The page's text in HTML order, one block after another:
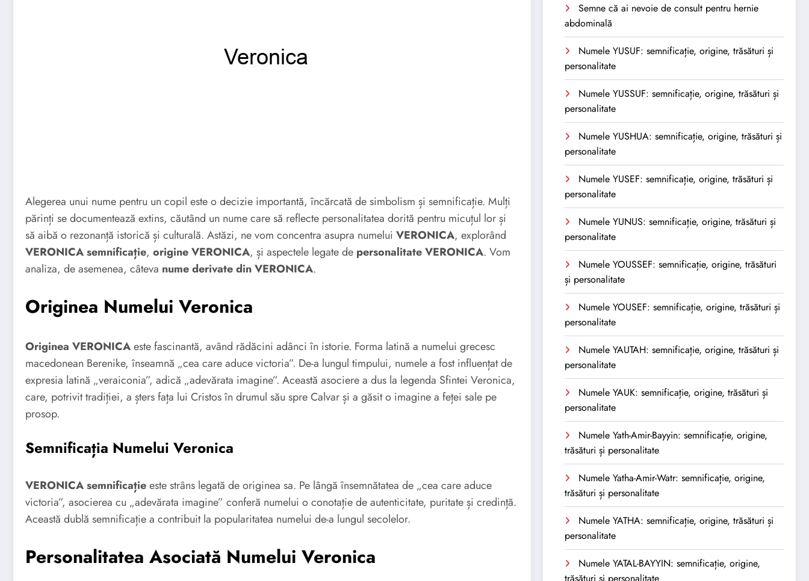
Alegerea unui nume pentru un copil este o decizie importantă, încărcată de simbolism și semnificație. Mulți
părinți se documentează extins, căutând un nume care să reflecte personalitatea dorită pentru micuțul lor și
să aibă o rezonanță istorică și culturală. Astăzi, ne vom concentra asupra numelui VERONICA, explorând
VERONICA semnificație, origine VERONICA, și aspectele legate de personalitate VERONICA. Vom
analiza, de asemenea, câteva nume derivate din VERONICA.
Originea Numelui Veronica
Originea VERONICAeste fascinantă, având rădăcini adânci în istorie. Forma latină a numelui grecesc
macedonean Berenike, înseamnă „cea care aduce victoria”. De-a lungul timpului, numele a fost influențat de
expresia latină „veraiconia”, adică „adevărata imagine”. Această asociere a dus la legenda Sfintei Veronica,
care, potrivit tradiției, a șters fața lui Cristos în drumul său spre Calvar și a găsit o imagine a feței sale pe
prosop.
Semnificația Numelui Veronica
VERONICA semnificațieeste strâns legată de originea sa. Pe lângă însemnătatea de „cea care aduce
victoria”, asocierea cu „adevărata imagine” conferă numelui o conotație de autenticitate, puritate și credință.
Această dublă semnificație a contribuit la popularitatea numelui de-a lungul secolelor.
Personalitatea Asociată Numelui Veronica
Semne că ai nevoie de consult pentru hernie
abdominală
Numele YUSUF: semnificație, origine, trăsături și
personalitate
Numele YUSSUF: semnificație, origine, trăsături și
personalitate
Numele YUSHUA: semnificație, origine, trăsături și
personalitate
Numele YUSEF: semnificație, origine, trăsături și
personalitate
Numele YUNUS: semnificație, origine, trăsături și
personalitate
Numele YOUSSEF: semnificație, origine, trăsături
și personalitate
Numele YOUSEF: semnificație, origine, trăsături și
personalitate
Numele YAUTAH: semnificație, origine, trăsături și
personalitate
Numele YAUK: semnificație, origine, trăsături și
personalitate
Numele Yath-Amir-Bayyin: semnificație, origine,
trăsături și personalitate
Numele Yatha-Amir-Watr: semnificație, origine,
trăsături și personalitate
Numele YATHA: semnificație, origine, trăsături și
personalitate
Numele YATAL-BAYYIN: semnificație, origine,